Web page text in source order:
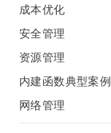
成本优化
安全管理
资源管理
内建函数典型案例
网络管理